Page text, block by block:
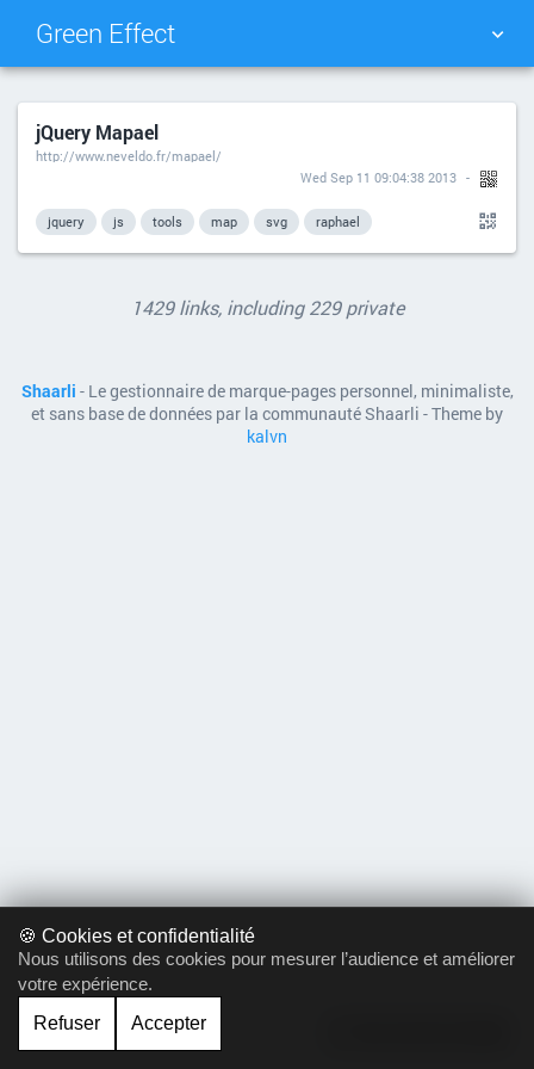
Green Effect
NUAGE DE TAGS MUR D'IMAGES
RECHERCHER
jQuery Mapael
http://www.neveldo.fr/mapael/
Wed Sep 11 09:04:38 2013
jquery js tools map svg raphael
1429 links, including 229 private
Shaarli - Le gestionnaire de marque-pages personnel, minimaliste,
et sans base de données par la communauté Shaarli - Theme by
kalvn
🍪 Cookies et confidentialité
Nous utilisons des cookies pour mesurer l’audience et améliorer
votre expérience.
Refuser
Accepter